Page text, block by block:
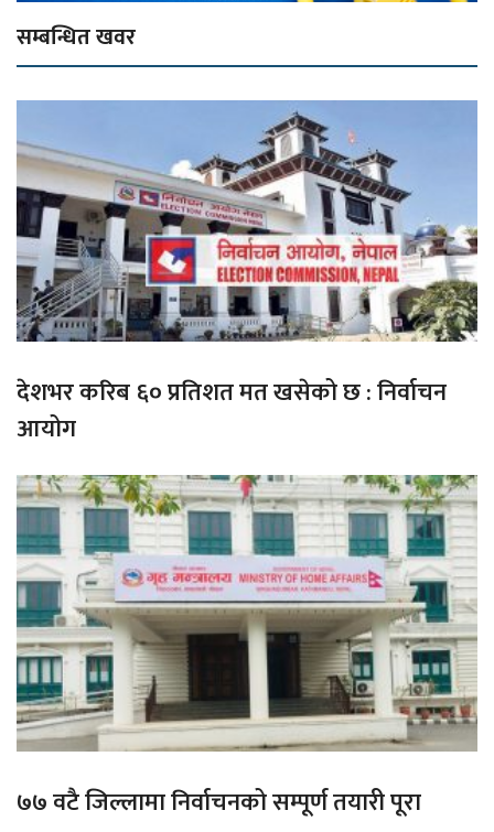
सम्बन्धित खवर
देशभर करिब ६० प्रतिशत मत खसेको छ : निर्वाचन
आयोग
७७ वटै जिल्लामा निर्वाचनको सम्पूर्ण तयारी पूरा